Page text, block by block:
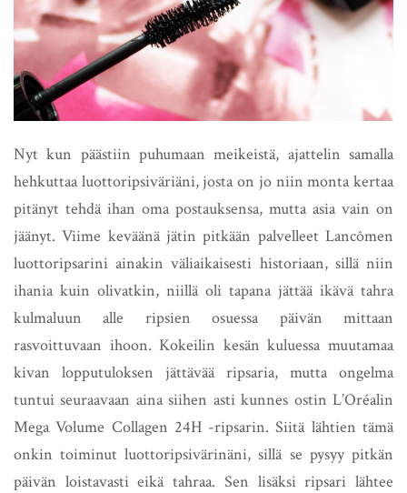
Nyt kun päästiin puhumaan meikeistä, ajattelin samalla
hehkuttaa luottoripsiväriäni, josta on jo niin monta kertaa
pitänyt tehdä ihan oma postauksensa, mutta asia vain on
jäänyt. Viime keväänä jätin pitkään palvelleet Lancômen
luottoripsarini ainakin väliaikaisesti historiaan, sillä niin
ihania kuin olivatkin, niillä oli tapana jättää ikävä tahra
kulmaluun alle ripsien osuessa päivän mittaan
rasvoittuvaan ihoon. Kokeilin kesän kuluessa muutamaa
kivan lopputuloksen jättävää ripsaria, mutta ongelma
tuntui seuraavaan aina siihen asti kunnes ostin L’Oréalin
Mega Volume Collagen 24H -ripsarin. Siitä lähtien tämä
onkin toiminut luottoripsivärinäni, sillä se pysyy pitkän
päivän loistavasti eikä tahraa. Sen lisäksi ripsari lähtee